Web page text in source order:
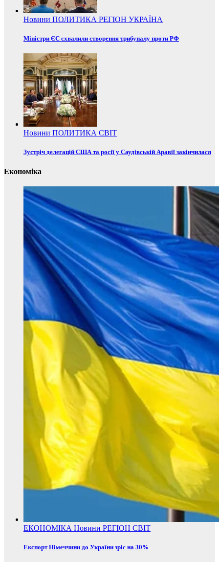
Новини ПОЛИТИКА РЕГІОН УКРАЇНА
Міністри ЄС схвалили створення трибуналу проти РФ
Новини ПОЛИТИКА СВІТ
Зустріч делегацій США та росії у Саудівській Аравії закінчилася
Економіка
ЕКОНОМІКА Новини РЕГІОН СВІТ
Експорт Німеччини до України зріс на 30%